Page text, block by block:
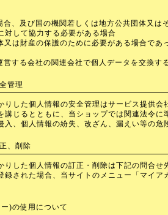
合、及び国の機関若しくは地方公共団体又は
対して協力する必要がある場合
又は財産の保護のために必要がある場合であ
営する会社の関連会社で個人データを交換す
管理
りした個人情報の安全管理はサービス提供会
講じるとともに、当ショップでは関連法令
入、個人情報の紛失、改ざん、漏えい等の危
、削除
りした個人情報の訂正・削除は下記の問合せ
録された場合、当サイトのメニュー「マイア
)の使用について